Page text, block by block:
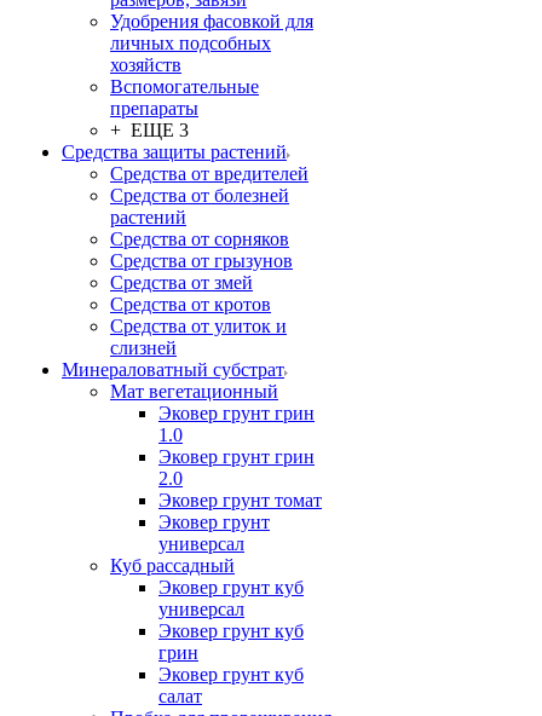
Удобрения фасовкой для
личных подсобных
хозяйств
Вспомогательные
препараты
+ ЕЩЕ 3
Средства защиты растений
Средства от вредителей
Средства от болезней
растений
Средства от сорняков
Средства от грызунов
Средства от змей
Средства от кротов
Средства от улиток и
слизней
Минераловатный субстрат
Мат вегетационный
Эковер грунт грин
1.0
Эковер грунт грин
2.0
Эковер грунт томат
Эковер грунт
универсал
Куб рассадный
Эковер грунт куб
универсал
Эковер грунт куб
грин
Эковер грунт куб
салат